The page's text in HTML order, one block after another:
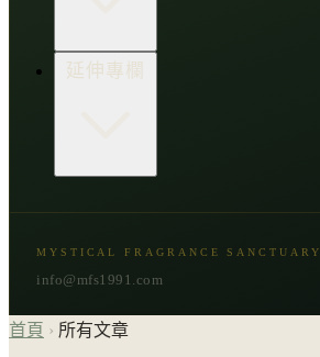
樹脂類
顯化與吸引力
延伸專欄
古文明與神話
節氣與民俗
MYSTICAL FRAGRANCE SANCTUARY
info@mfs1991.com
首頁 › 所有文章